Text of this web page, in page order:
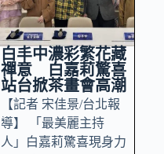
白丰中濃彩繁花藏
禪意 白嘉莉驚喜
站台掀茶畫會高潮
【記者 宋佳景/台北報
導】 「最美麗主持
人」白嘉莉驚喜現身力